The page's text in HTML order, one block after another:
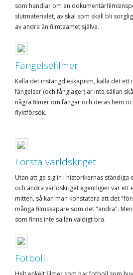
som handlar om en
slutmaterialet, av skäl som skall bli
av andra än filmteamet själva.
Fängelsefilmer
Kalla det instängd eskapism, kalla det
fängelser (och fångläger) är inte sällan
några filmer om fångar och deras hem
flyktförsök.
Första världskriget
Utan att ge sig in i historikernas
och andra världskriget egentligen var ett
mitten, så kan man konstatera att det
många filmskapare som det "andra".
som finns inte sällan väldigt bra.
Fotboll